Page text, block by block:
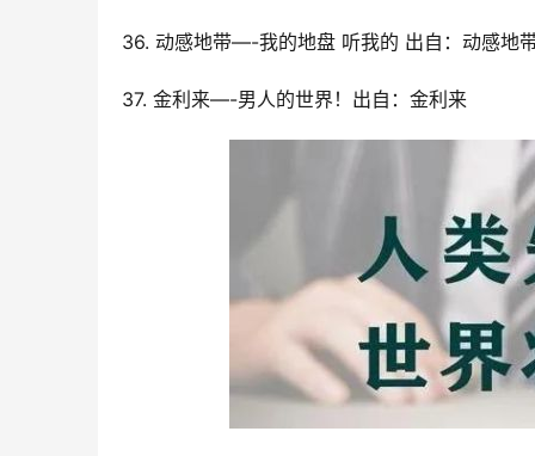
36. 动感地带—-我的地盘 听我的 出自：动感地
37. 金利来—-男人的世界！出自：金利来